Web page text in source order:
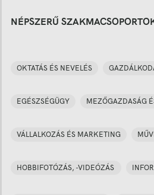
NÉPSZERŰ
OKTATÁS ÉS NEVELÉS
EGÉSZSÉGÜGY MEZŐGAZDASÁG
VÁLLALKOZÁS ÉS MARKETING
HOBBIFOTÓZÁS, -VIDEÓZÁS